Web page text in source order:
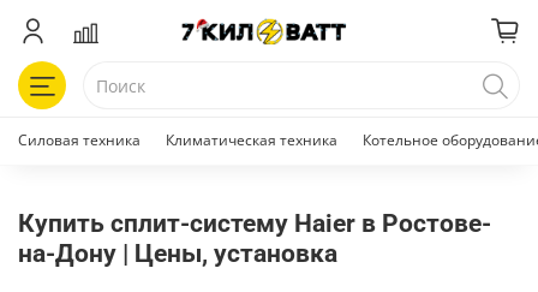
Силовая техника Климатическая техника Котельное
Купить сплит-систему Haier в Ростове-
на-Дону | Цены, установка